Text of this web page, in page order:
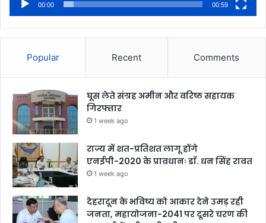
00:00 00:59
Popular Recent Comments
घूस लेते संग्रह अमीन और वरिष्ठ सहायक
गिरफ्तार
1 week ago
राज्य में शत-प्रतिशत लागू होंगे
एनईपी-2020 के प्रावधानः डाॅ. धन सिंह रावत
1 week ago
देहरादून के भविष्य को आकार देने उमड़ रही
जनता, महायोजना-2041 पर दूसरे चरण की